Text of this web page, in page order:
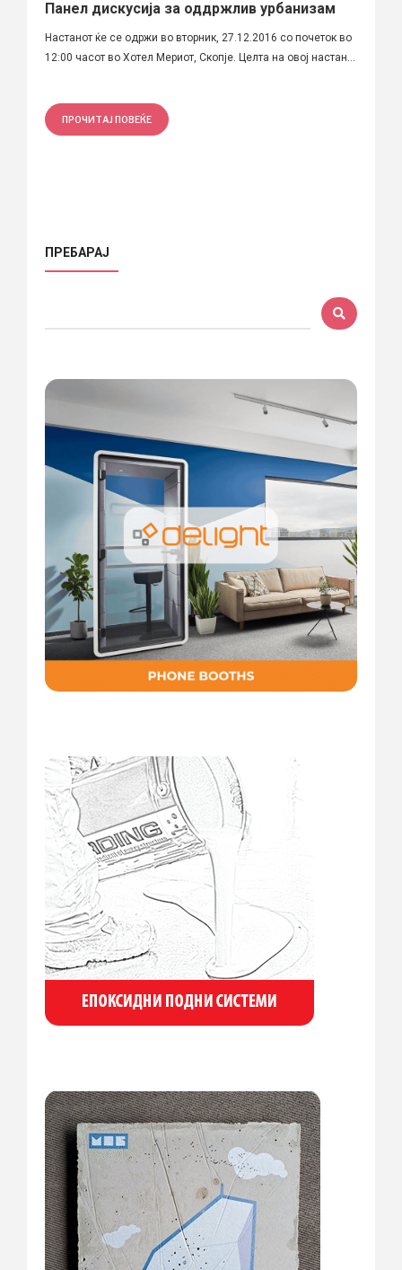
Панел дискусија за оддржлив урбанизам
Настанот ќе се одржи во вторник, 27.12.2016 со почеток во
12:00 часот во Хотел Мериот, Скопје. Целта на овој настан...
ПРОЧИТАЈ ПОВЕЌЕ
ПРЕБАРАЈ